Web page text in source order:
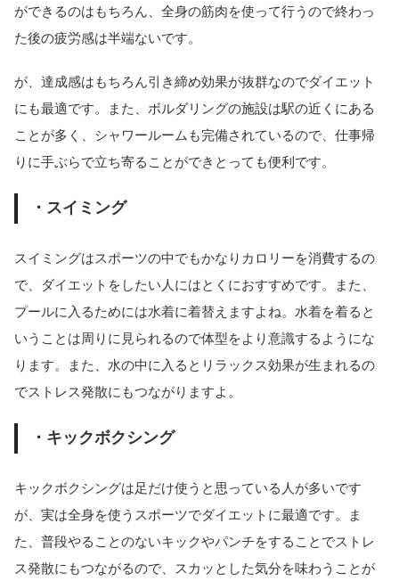
ができるのはもちろん、全身の筋肉を使って行うので終わっ
た後の疲労感は半端ないです。
が、達成感はもちろん引き締め効果が抜群なのでダイエット
にも最適です。また、ボルダリングの施設は駅の近くにある
ことが多く、シャワールームも完備されているので、仕事帰
りに手ぶらで立ち寄ることができとっても便利です。
・スイミング
スイミングはスポーツの中でもかなりカロリーを消費するの
で、ダイエットをしたい人にはとくにおすすめです。また、
プールに入るためには水着に着替えますよね。水着を着ると
いうことは周りに見られるので体型をより意識するようにな
ります。また、水の中に入るとリラックス効果が生まれるの
でストレス発散にもつながりますよ。
・キックボクシング
キックボクシングは足だけ使うと思っている人が多いです
が、実は全身を使うスポーツでダイエットに最適です。ま
た、普段やることのないキックやパンチをすることでストレ
ス発散にもつながるので、スカッとした気分を味わうことが